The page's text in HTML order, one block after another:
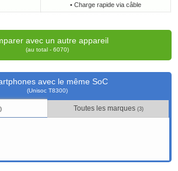
• Charge rapide via câble
avec un autre appareil
(au total - 6070)
avec le même SoC
(Unisoc T8300)
Toutes les marques (3)